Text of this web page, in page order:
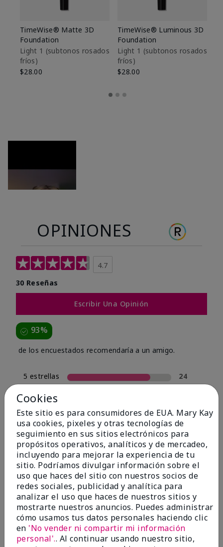
TimeWise® Matte 3D
Foundation
Light 1​ (subtonos rosados
fríos)
$28.00
TimeWise® Luminous 3D
Foundation
Light 1​ (subtonos rosados
fríos)
$28.00
OPINIONES
4.7
30 Reseñas
Escribir Una Opinión
93%
de los encuestados recomendaría a un amigo.
5 estrellas
24
4 estrellas
3 estrellas
0
2 estrellas
2
1 estrella
0
Tipo De Piel
Filtrar
reseñas
por
Tipo
de
piel
Cookies
Este sitio es para consumidores de EUA. Mary Kay
usa cookies, pixeles y otras tecnologías de
seguimiento en sus sitios electrónicos para
propósitos operativos, analíticos y de mercadeo,
incluyendo para mejorar la experiencia de tu
sitio. Podríamos divulgar información sobre el
uso que haces del sitio con nuestros socios de
redes sociales, publicidad y analítica para
analizar el uso que haces de nuestros sitios y
mostrarte nuestros anuncios. Puedes administrar
cómo usamos tus datos personales haciendo clic
en 'No vender ni compartir mi información
personal'.. Al continuar usando nuestro sitio,